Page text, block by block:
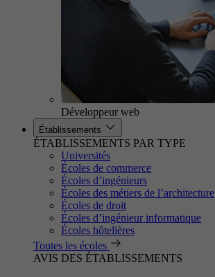
Développeur web
Établissements
ÉTABLISSEMENTS PAR TYPE
Universités
Écoles de commerce
Écoles d’ingénieurs
Écoles des métiers de l’architecture
Écoles de droit
Écoles d’ingénieur informatique
Écoles hôtelières
Toutes les écoles
AVIS DES ÉTABLISSEMENTS